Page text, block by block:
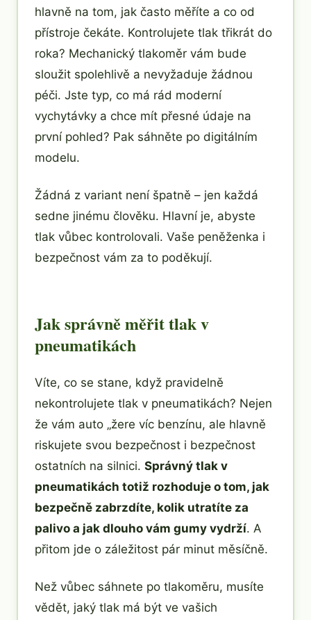
hlavně na tom, jak často měříte a co od
přístroje čekáte. Kontrolujete tlak třikrát do
roka? Mechanický tlakoměr vám bude
sloužit spolehlivě a nevyžaduje žádnou
péči. Jste typ, co má rád moderní
vychytávky a chce mít přesné údaje na
první pohled? Pak sáhněte po digitálním
modelu.
Žádná z variant není špatně – jen každá
sedne jinému člověku. Hlavní je, abyste
tlak vůbec kontrolovali. Vaše peněženka i
bezpečnost vám za to poděkují.
Jak správně měřit tlak v
pneumatikách
Víte, co se stane, když pravidelně
nekontrolujete tlak v pneumatikách? Nejen
že vám auto „žere víc benzínu, ale hlavně
riskujete svou bezpečnost i bezpečnost
ostatních na silnici. Správný tlak v
pneumatikách totiž rozhoduje o tom, jak
bezpečně zabrzdíte, kolik utratíte za
palivo a jak dlouho vám gumy vydrží. A
přitom jde o záležitost pár minut měsíčně.
Než vůbec sáhnete po tlakoměru, musíte
vědět, jaký tlak má být ve vašich